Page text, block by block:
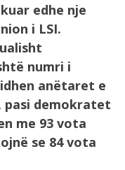
edhe nje
i LSI.
numri i
anëtaret e
pasi demokratet
me 93 vota
se 84 vota